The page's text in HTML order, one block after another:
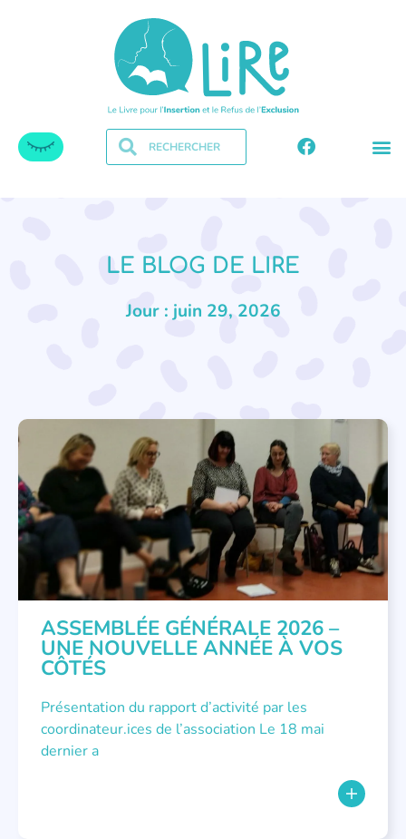
LE BLOG DE LIRE
Jour : juin 29, 2026
APPEL À SOUTIEN , VIE DE L'ASSOCIATION
ASSEMBLÉE GÉNÉRALE 2026 –
UNE NOUVELLE ANNÉE À VOS
CÔTÉS
Présentation du rapport d’activité par les
coordinateur.ices de l’association Le 18 mai
dernier a